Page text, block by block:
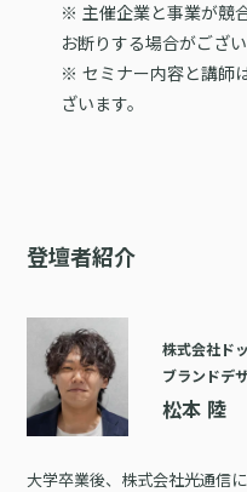
※ 主催企業と事業が競
お断りする場合がござい
※ セミナー内容と講師
ざいます。
登壇者紹介
株式会社ド
ブランドデ
松本 陸
大学卒業後、株式会社光通信